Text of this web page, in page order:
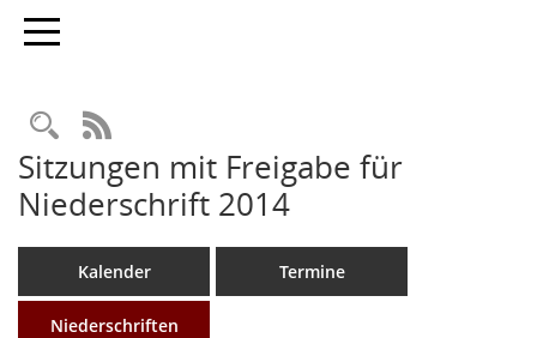
Toggle navigation
Rechercheauswahl
RSS-Feed
Sitzungen mit Freigabe für
Niederschrift 2014
Kalender Termine
Niederschriften